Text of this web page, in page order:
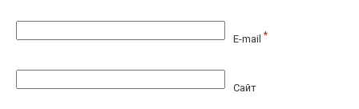
E-mail *
Сайт